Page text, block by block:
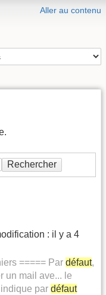
Aller au contenu
Rechercher
: il y a 4
===== Par défaut,
un mail ave... le
par défaut